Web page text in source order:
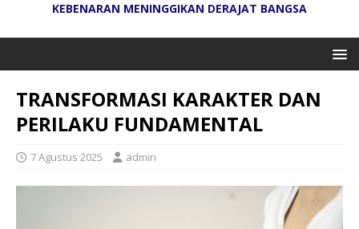
KEBENARAN MENINGGIKAN DERAJAT BANGSA
TRANSFORMASI KARAKTER DAN
PERILAKU FUNDAMENTAL
7 Agustus 2025 admin